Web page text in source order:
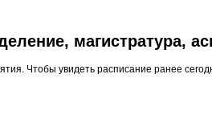
магистратура,
Чтобы увидеть расписание ранее